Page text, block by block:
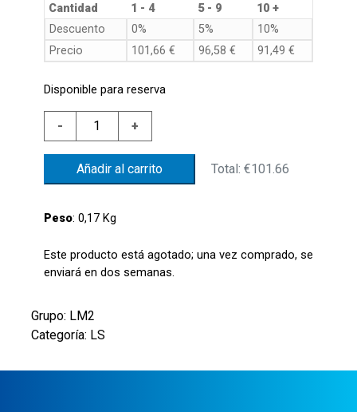
Cantidad 1 - 4 5 - 9
10 +
Descuento
0% 5%
10%
Precio
101,66 € 96,58 € 91,49 €
Disponible para reserva
-
NIVEL
BRIDA
18X1,5
AL.MIN.350SC
NBR
+
Añadir al carrito Total:€101.66
Peso: 0,17 Kg
Este producto está agotado; una vez comprado, se
enviará en dos semanas.
Grupo: LM2
Categoría: LS